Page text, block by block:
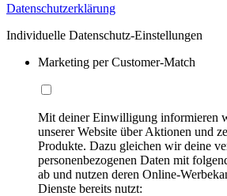
Datenschutzerklärung
Individuelle Datenschutz-Einstellungen
Marketing per Customer-Match
Mit deiner Einwilligung informieren
unserer Website über Aktionen und
Produkte. Dazu gleichen wir deine
personenbezogenen Daten mit
ab und nutzen deren Online-
Dienste bereits nutzt: